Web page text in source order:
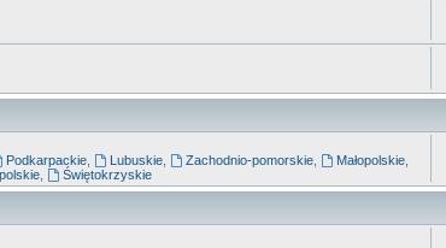
Podkarpackie Lubuskie, Zachodnio-pomorskie, Małopolskie,
Świętokrzyskie